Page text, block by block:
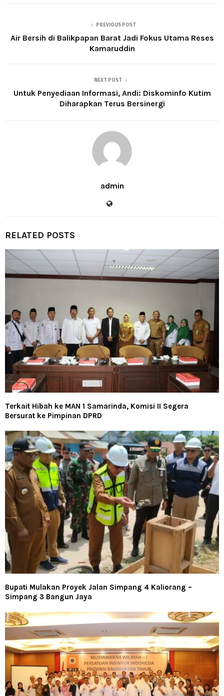
PREVIOUS POST
Air Bersih di Balikpapan Barat Jadi Fokus Utama Reses
Kamaruddin
NEXT POST
Untuk Penyediaan Informasi, Andi: Diskominfo Kutim
Diharapkan Terus Bersinergi
admin
RELATED POSTS
Terkait Hibah ke MAN 1 Samarinda, Komisi II Segera
Bersurat ke Pimpinan DPRD
Bupati Mulakan Proyek Jalan Simpang 4 Kaliorang –
Simpang 3 Bangun Jaya